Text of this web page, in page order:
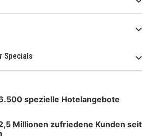
Specials
spezielle Hotelangebote
Millionen zufriedene Kunden seit